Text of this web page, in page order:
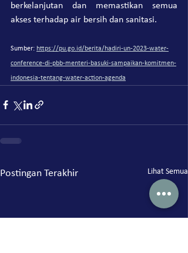
berkelanjutan dan memastikan semua
akses terhadap air bersih dan sanitasi.
Sumber: https://pu.go.id/berita/hadiri-un-2023-water-
conference-di-pbb-menteri-basuki-sampaikan-komitmen-
indonesia-tentang-water-action-agenda
Postingan Terakhir Lihat Semua